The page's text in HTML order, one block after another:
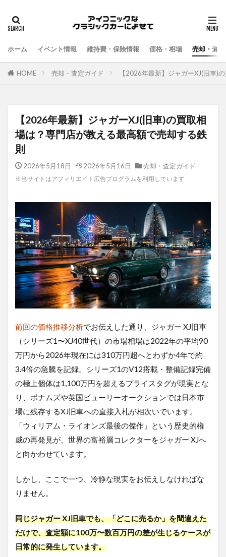
ホーム イベント情報 維持費・保険情報 価格・相場 売却・査
HOME 売却・査定ガイド 【2026年最新】ジャガーXJ(旧車)
【2026年最新】ジャガーXJ(旧車)の買取相
場は？専門店が教える最高額で売却する鉄
則
2026年5月18日 2026年5月16日 売却・査定ガイド
※当サイトはアフィリエイト広告プログラムを利用しています
前回の価格推移分析でお伝えした通り、ジャガー XJ旧車
（シリーズ1〜XJ40世代）の市場相場は2022年の平均90
万円から2026年現在には310万円超へとわずか4年で約
3.4倍の急騰を記録。シリーズ1のV12搭載・整備記録完備
の極上個体は1,100万円を超えるプライスタグが現実とな
り、ボナムズや英国ビューリーオークションでは日本市
場に残存するXJ旧車への直接入札が相次いでいます。
「ウィリアム・ライオンズ最後の傑作」という歴史的権
威の再発見が、世界の富裕層コレクターをジャガー XJへ
と向かわせています。
しかし、ここで一つ、冷静な現実をお伝えしなければな
りません。
同じジャガー XJ旧車でも、「どこに売るか」を間違えた
だけで、査定額に100万〜数百万円の差が生じるケースが
日常的に発生しています。